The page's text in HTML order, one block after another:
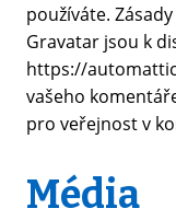
používáte.
Gravatar jsou k
https://
vašeho
pro veřejnost v
Média